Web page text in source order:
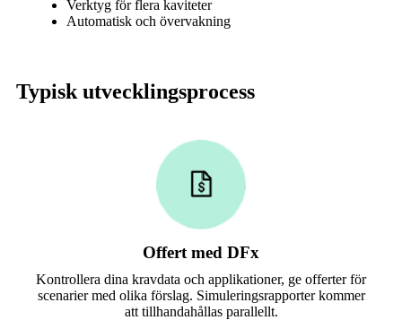
Verktyg för flera kaviteter
Automatisk och övervakning
Typisk utvecklingsprocess
Offert med DFx
Kontrollera dina kravdata och applikationer, ge offerter för
scenarier med olika förslag. Simuleringsrapporter kommer
att tillhandahållas parallellt.